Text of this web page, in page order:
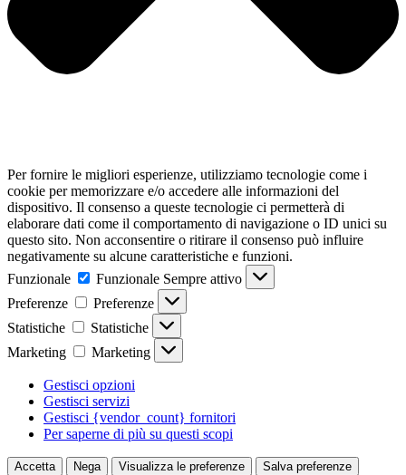
Per fornire le migliori esperienze, utilizziamo tecnologie come i
cookie per memorizzare e/o accedere alle informazioni del
dispositivo. Il consenso a queste tecnologie ci permetterà di
elaborare dati come il comportamento di navigazione o ID unici su
questo sito. Non acconsentire o ritirare il consenso può influire
negativamente su alcune caratteristiche e funzioni.
Funzionale
Funzionale Sempre attivo
Preferenze
Preferenze
Statistiche
Statistiche
Marketing
Marketing
Gestisci opzioni
Gestisci servizi
Gestisci {vendor_count} fornitori
Per saperne di più su questi scopi
Accetta Nega Visualizza le preferenze Salva preferenze